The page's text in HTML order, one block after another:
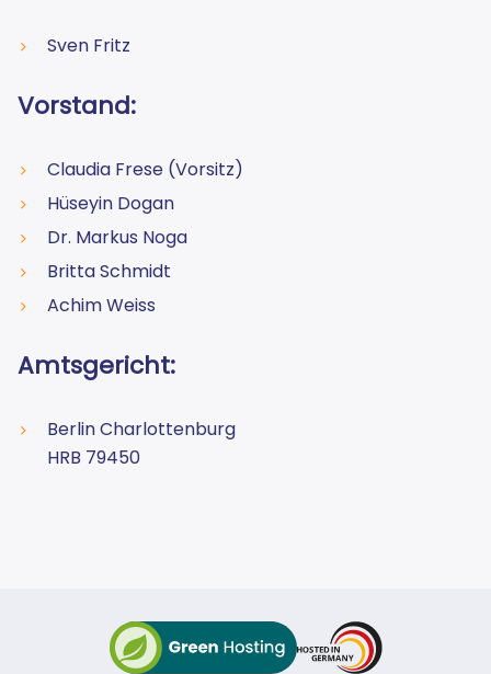
Sven Fritz
Vorstand:
Claudia Frese (Vorsitz)
Hüseyin Dogan
Dr. Markus Noga
Britta Schmidt
Achim Weiss
Amtsgericht:
Berlin Charlottenburg
HRB 79450